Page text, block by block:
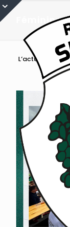
Féminines
L’actualité de